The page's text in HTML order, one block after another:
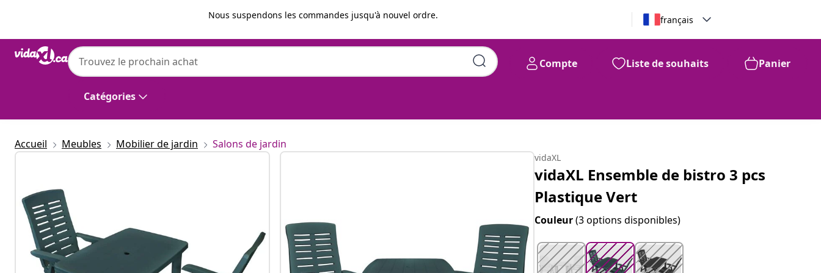
Nous suspendons les commandes jusqu'à nouvel ordre. français
Catégories
Compte Liste de souhaits Panier
vidaXL 99
Accueil Meubles Mobilier de jardin Salons de jardin
vidaXL
vidaXL Ensemble de bistro 3 pcs
Plastique Vert
Couleur(3 options disponibles)